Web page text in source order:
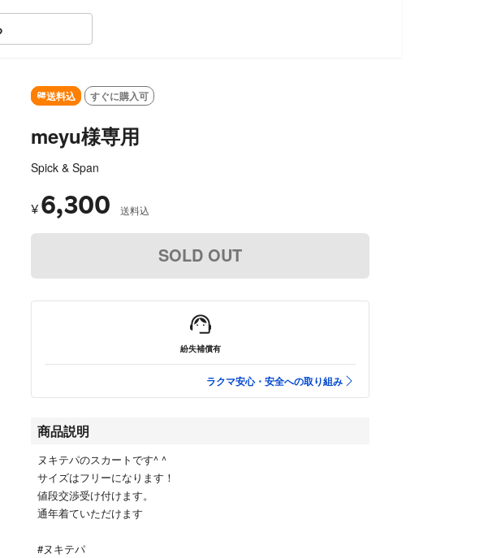
送料込 すぐに購入可
meyu様専用
Spick & Span
¥ 6,300 送料込
SOLD OUT
紛失補償有
ラクマ安心・安全への取り組み
商品説明
ヌキテパのスカートです^ ^
サイズはフリーになります！
値段交渉受け付けます。
通年着ていただけます
#ヌキテパ